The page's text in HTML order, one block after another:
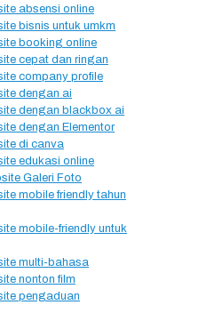
absensi online
bisnis untuk umkm
booking online
cepat dan ringan
company profile
dengan ai
dengan blackbox ai
dengan Elementor
di canva
edukasi online
Galeri Foto
mobile friendly tahun
mobile-friendly untuk
multi-bahasa
nonton film
pengaduan